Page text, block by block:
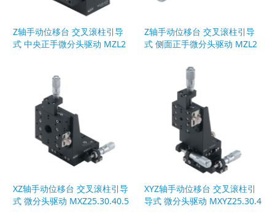
Z轴手动位移台 交叉滚柱引导
式 中央正手微分头驱动 MZL2
Z轴手动位移台 交叉滚柱引导
式 侧面正手微分头驱动 MZL2
XZ轴手动位移台 交叉滚柱引导
式 微分头驱动 MXZ25.30.40.5
XYZ轴手动位移台 交叉滚柱引
导式 微分头驱动 MXYZ25.30.4